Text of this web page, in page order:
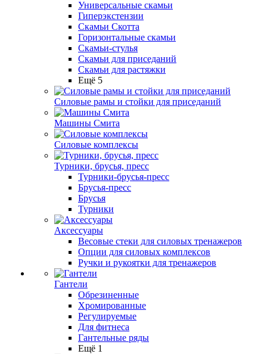
Универсальные скамьи
Гиперэкстензии
Скамьи Скотта
Горизонтальные скамьи
Скамьи-стулья
Скамьи для приседаний
Скамьи для растяжки
Ещё 5
Силовые рамы и стойки для приседаний
Машины Смита
Силовые комплексы
Турники, брусья, пресс
Турники-брусья-пресс
Брусья-пресс
Брусья
Турники
Аксессуары
Весовые стеки для силовых тренажеров
Опции для силовых комплексов
Ручки и рукоятки для тренажеров
Гантели
Обрезиненные
Хромированные
Регулируемые
Для фитнеса
Гантельные ряды
Ещё 1